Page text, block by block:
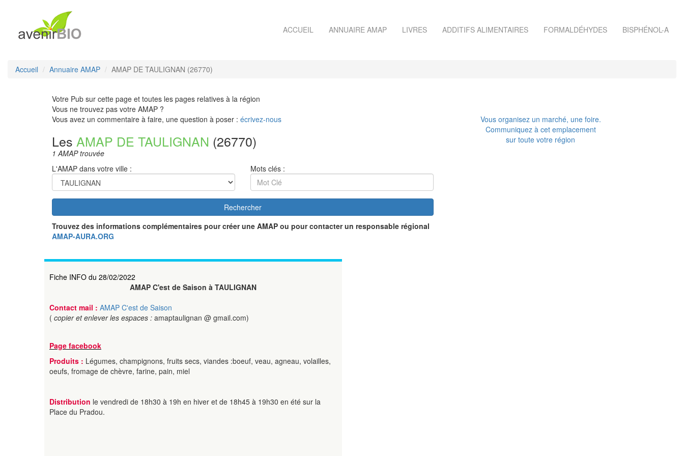
ACCUEIL ANNUAIRE AMAP LIVRES ADDITIFS ALIMENTAIRES FORMALDÉHYDES BISPHÉNOL-A
Accueil Annuaire AMAP AMAP DE TAULIGNAN (26770)
Votre Pub sur cette page et toutes les pages relatives à la région
Vous ne trouvez pas votre AMAP ?
Vous avez un commentaire à faire, une question à poser : écrivez-nous
Les AMAP DE TAULIGNAN (26770)
1 AMAP trouvée
L'AMAP dans votre ville :
Mots clés :
Rechercher
Trouvez des informations complémentaires pour créer une AMAP ou pour contacter un responsable régional
AMAP-AURA.ORG
Vous organisez un marché, une foire.
Communiquez à cet emplacement
sur toute votre région
Fiche INFO du 28/02/2022
AMAP C'est de Saison à TAULIGNAN
Contact mail : AMAP C'est de Saison
( copier et enlever les espaces : amaptaulignan @ gmail.com)
Page facebook
Produits : Légumes, champignons, fruits secs, viandes :boeuf, veau, agneau, volailles,
oeufs, fromage de chèvre, farine, pain, miel
Distribution le vendredi de 18h30 à 19h en hiver et de 18h45 à 19h30 en été sur la
Place du Pradou.